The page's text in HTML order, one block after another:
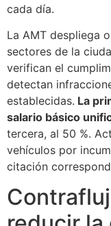
cada día.
La AMT despliega
sectores de la
verifican el
detectan
establecidas. La
salario básico
tercera, al 50 %.
vehículos por
citación